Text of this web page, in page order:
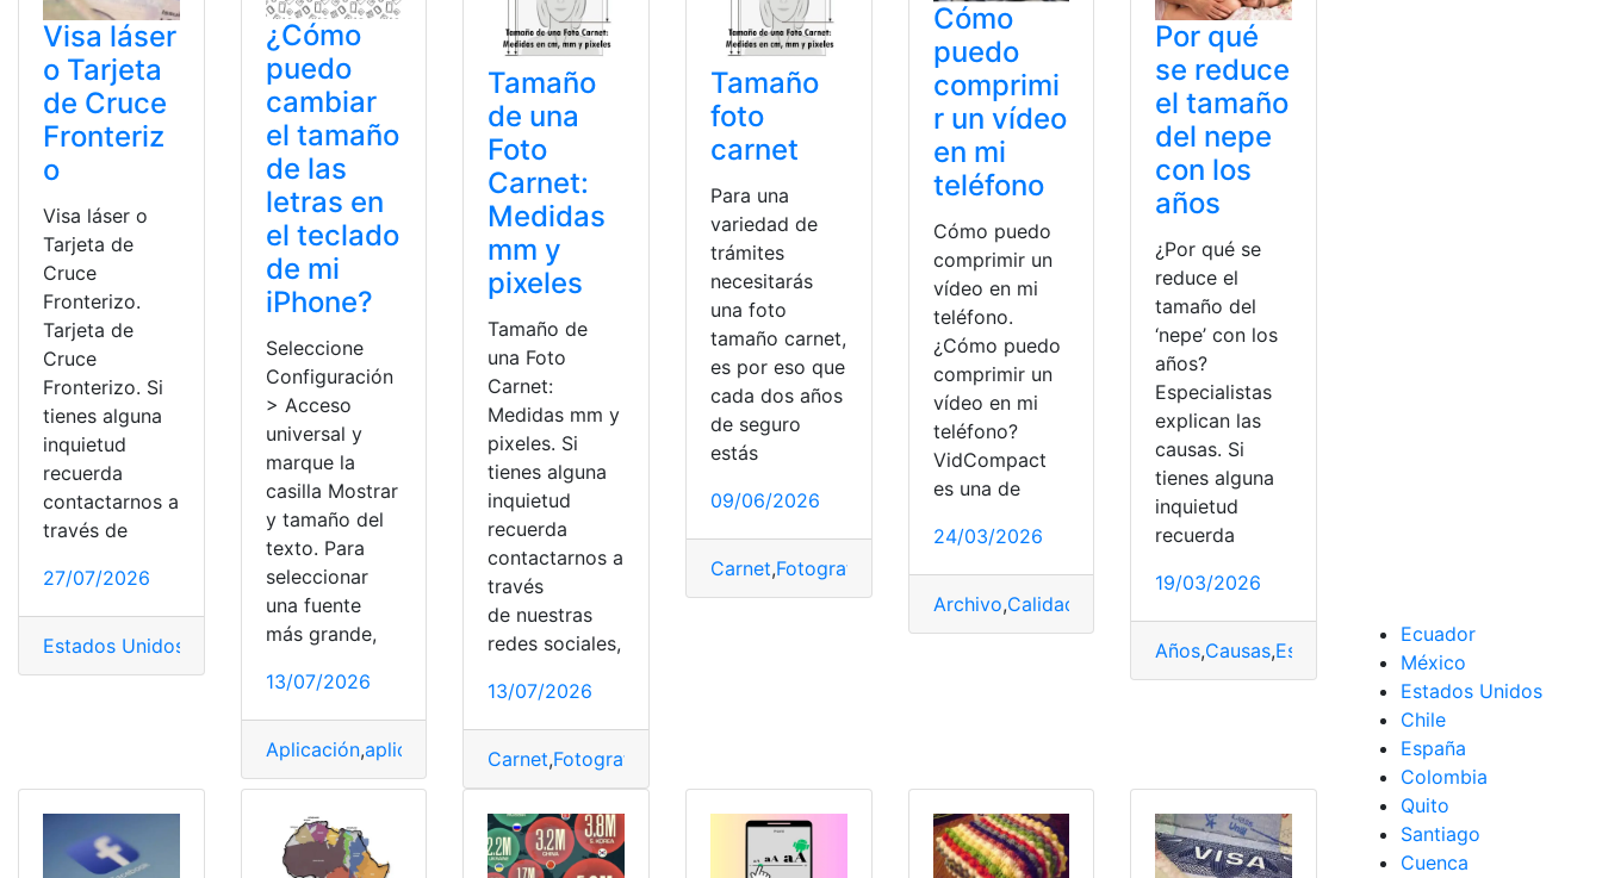
Visa láser
o Tarjeta
de Cruce
Fronteriz
o
Visa láser o
Tarjeta de
Cruce
Fronterizo.
Tarjeta de
Cruce
Fronterizo. Si
tienes alguna
inquietud
recuerda
contactarnos a
través de
27/07/2026
Estados Unidos Funcionar,Tamaño,Tarjeta
¿Cómo
puedo
cambiar
el tamaño
de las
letras en
el teclado
de mi
iPhone?
Seleccione
Configuración
> Acceso
universal y
marque la
casilla Mostrar
y tamaño del
texto. Para
seleccionar
una fuente
más grande,
13/07/2026
Aplicación,aplicación móvil Fondo ,Fuente
Tamaño
de una
Foto
Carnet:
Medidas
mm y
pixeles
Tamaño de
una Foto
Carnet:
Medidas mm y
pixeles. Si
tienes alguna
inquietud
recuerda
contactarnos a
través
de nuestras
redes sociales,
13/07/2026
Carnet,Fotografías
Tamaño
foto
carnet
Para una
variedad de
trámites
necesitarás
una foto
tamaño carnet,
es por eso que
cada dos años
de seguro
estás
09/06/2026
Carnet,Fotografía
Cómo
puedo
comprimi
r un vídeo
en mi
teléfono
Cómo puedo
comprimir un
vídeo en mi
teléfono.
¿Cómo puedo
comprimir un
vídeo en mi
teléfono?
VidCompact
es una de
24/03/2026
Archivo,Calidad
Por qué
se reduce
el tamaño
del nepe
con los
años
¿Por qué se
reduce el
tamaño del
‘nepe’ con los
años?
Especialistas
explican las
causas. Si
tienes alguna
inquietud
recuerda
19/03/2026
Años,Causas,Especialistas explican
Ecuador
México
Estados Unidos
Chile
España
Colombia
Quito
Santiago
Cuenca